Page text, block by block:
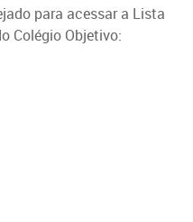
para acessar a Lista
Colégio Objetivo: